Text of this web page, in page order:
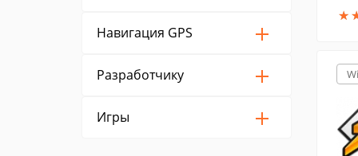
Навигация GPS
Разработчику
Игры
★
★